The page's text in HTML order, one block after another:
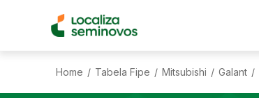
Home / Tabela Fipe / Mitsubishi / Galant /